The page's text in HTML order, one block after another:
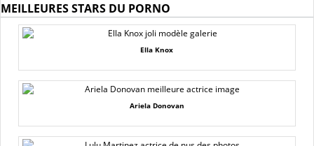
MEILLEURES STARS DU PORNO
Ella Knox
Ariela Donovan